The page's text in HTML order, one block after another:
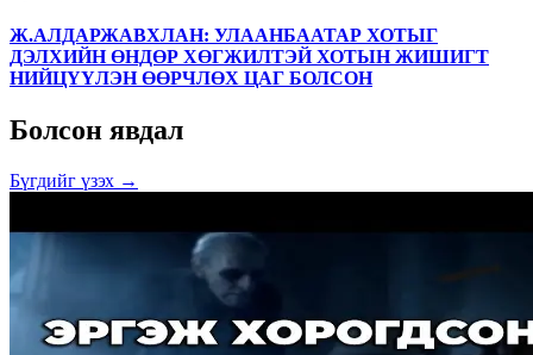
Ж.АЛДАРЖАВХЛАН: УЛААНБААТАР ХОТЫГ
ДЭЛХИЙН ӨНДӨР ХӨГЖИЛТЭЙ ХОТЫН ЖИШИГТ
НИЙЦҮҮЛЭН ӨӨРЧЛӨХ ЦАГ БОЛСОН
Болсон явдал
Бүгдийг үзэх →